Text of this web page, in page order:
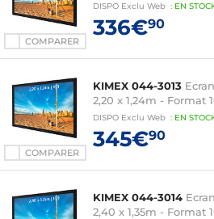
COMPARER
DISPO Exclu Web : EN
336€90
COMPARER
KIMEX 044-3013
2,20 x 1,24m - Format
DISPO Exclu Web : EN
345€90
KIMEX 044-3014
2,40 x 1,35m - Format